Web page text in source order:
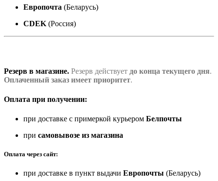
Европочта (Беларусь)
CDEK (Россия)
Резерв в магазине. Резерв действует до конца текущего дня.
Оплаченный заказ имеет приоритет.
Оплата при получении:
при доставке с примеркой курьером Белпочты
при самовывозе из магазина
Оплата через сайт:
при доставке в пункт выдачи Европочты (Беларусь)